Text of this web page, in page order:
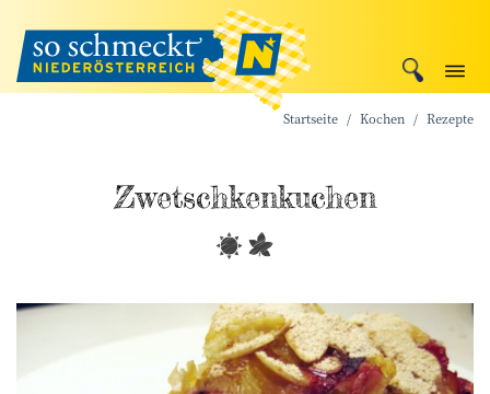
Startseite Kochen Rezepte
Zwetschken­kuchen